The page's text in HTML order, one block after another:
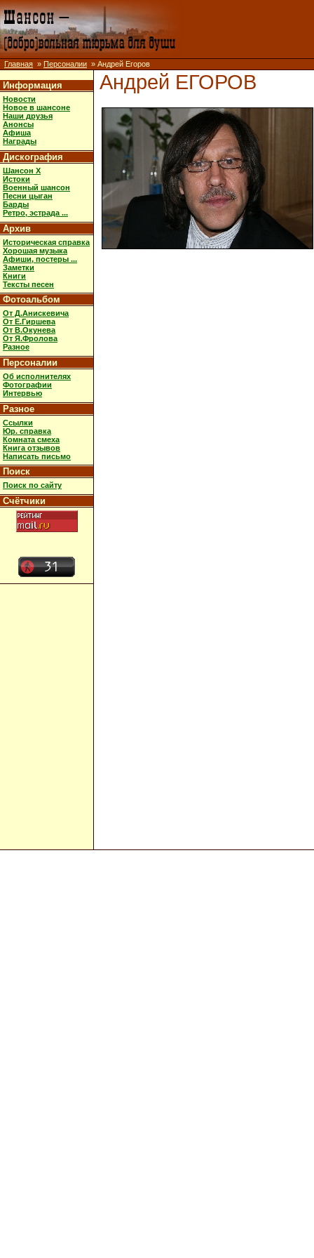
Главная » Персоналии » Андрей Егоров
Информация
Новости
Новое в шансоне
Наши друзья
Анонсы
Афиша
Награды
Дискография
Шансон X
Истоки
Военный шансон
Песни цыган
Барды
Ретро, эстрада ...
Архив
Историческая справка
Хорошая музыка
Афиши, постеры ...
Заметки
Книги
Тексты песен
Фотоальбом
От Д.Анискевича
От Е.Гиршева
От В.Окунева
От Я.Фролова
Разное
Персоналии
Об исполнителях
Фотографии
Интервью
Разное
Ссылки
Юр. справка
Комната смеха
Книга отзывов
Написать письмо
Поиск
Поиск по сайту
Счётчики
Андрей ЕГОРОВ